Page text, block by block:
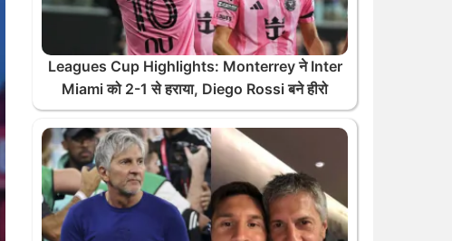
Leagues Cup Highlights: Monterrey ने Inter
Miami को 2-1 से हराया, Diego Rossi बने हीरो